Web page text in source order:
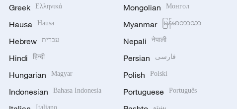
Greek Ελληνικά
Hausa Hausa
Hebrew עברית
Hindi हिन्दी
Hungarian Magyar
Indonesian Bahasa Indonesia
Italiano
Mongolian Монгол
Myanmar မြန်မာဘာသာ
Nepali नेपाली
Persian فارسی
Polish Polski
Portuguese Português
پښتو